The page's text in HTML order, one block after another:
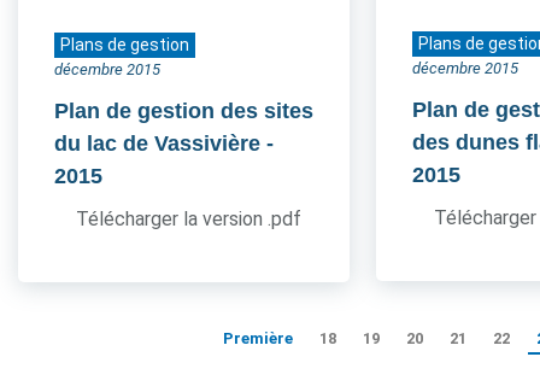
Plans de gestion
décembre 2015
Plan de gestion des sites
du lac de Vassivière -
2015
Télécharger la version .pdf
Plans de
décembre 2015
Plan de
des dunes
2015
Première 18 19 20 21 22